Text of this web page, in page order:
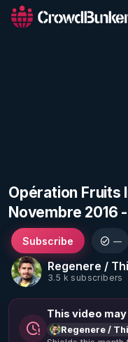
Opération Fruits
Novembre 2016
Regenere /
3.5 k subscribers
Subscribe —
This video
Regenere /